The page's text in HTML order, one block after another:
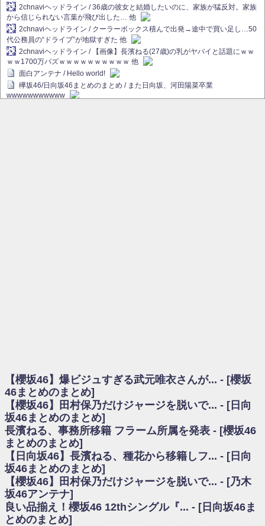
2chnaviヘッドライン / 36歳の彼女と結婚したいのに、家族が猛反対。家族
から信じられない言葉が飛び出した… 他
2chnaviヘッドライン / クーラーボックス積んで出発→途中で買い足し…50
代公務員の“ドライブ”が地獄すぎた 他
2chnaviヘッドライン / 【画像】長濱ねる(27歳)の乳がヤバイと話題にｗｗ
ｗｗ1700万バズｗｗｗｗｗｗｗｗｗｗ 他
面白アンテナ / Hello world!
欅坂46/日向坂46まとめのまとめ / また日向坂、河田陽菜卒業
wwwwwwwwwww
日向坂46まとめのまとめ / 【日向坂46】富田鈴花1st写真集、発売記念記者
会見の模様がこちら！
乃木坂欅坂まとめのまとめ / 【日向坂46】河田陽菜卒業の影響、ガチでデ
カそう...
欅坂あんてな ～欅坂46のニュース・情報・話題をピックアップ / れなッ
ピーズ集結！櫻坂46守屋麗奈×遠藤理子、8/6「ラヴィット！」水曜スタジオ出
演決定
欅坂/日向坂46まとめのまとめ / 【櫻坂46】田村保乃だけジャージを脱いで
いた理由
日向坂46まとめのまとめ / 【日向坂46】若林さん「笑えないぐらい師匠だ
から」佐々木久美と卒業後初の共演の様子がこちら！【激レアさん】
日向坂46まとめのまとめ / 【元日向坂46】情報解禁前で言えない！？丹生
ちゃん、メンバーと会った模様
乃木坂欅坂まとめのまとめ / 【日向坂46】この月、何かあるのか！？『お
【櫻坂46】爆ビジュすぎる武元唯衣さんが... - [櫻坂
46まとめのまとめ]
【櫻坂46】田村保乃だけジャージを脱いで... - [日向
坂46まとめのまとめ]
長濱ねる、事務所移籍 フラーム所属を発表 - [櫻坂46
まとめのまとめ]
【日向坂46】長濱ねる、種花から移籍しフ... - [日向
坂46まとめのまとめ]
【櫻坂46】田村保乃だけジャージを脱いで... - [乃木
坂46アンテナ]
良い品揃え！櫻坂46 12thシングル『... - [日向坂46ま
とめのまとめ]